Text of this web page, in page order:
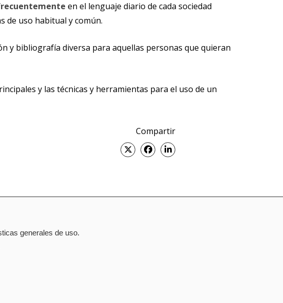
en el lenguaje diario de cada sociedad
de uso habitual y común.
y bibliografía diversa para aquellas personas que quieran
y las técnicas y herramientas para el uso de un
Compartir
TwitterFacebookLinked
generales de uso.